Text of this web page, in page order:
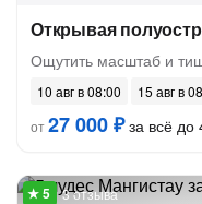
Открывая
Ощутить масштаб и
10 авг в 08:00
15 авг в
от27 000 ₽за всё до
3 отзыва